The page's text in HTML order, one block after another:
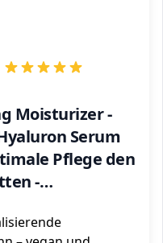
Moisturizer -
Serum
Pflege den
-